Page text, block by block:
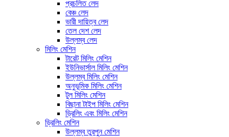
প্রচলিত লেদ
বেঞ্চ লেদ
ভারী দায়িত্ব লেদ
তেল দেশ লেদ
উল্লম্ব লেদ
মিলিং মেশিন
টারেট মিলিং মেশিন
ইউনিভার্সাল মিলিং মেশিন
উল্লম্ব মিলিং মেশিন
অনুভূমিক মিলিং মেশিন
টুল মিলিং মেশিন
বিছানা টাইপ মিলিং মেশিন
ড্রিলিং এবং মিলিং মেশিন
ড্রিলিং মেশিন
উল্লম্ব তুরপুন মেশিন